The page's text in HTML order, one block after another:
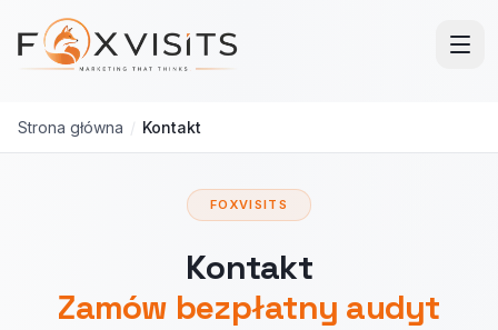
Przejdź do treści głównej
Strona główna / Kontakt
FOXVISITS
Kontakt
Zamów bezpłatny audyt